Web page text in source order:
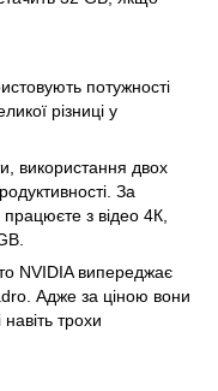
потужності
різниці у
використання двох
За
з відео 4К,
NVIDIA випереджає
Адже за ціною вони
трохи